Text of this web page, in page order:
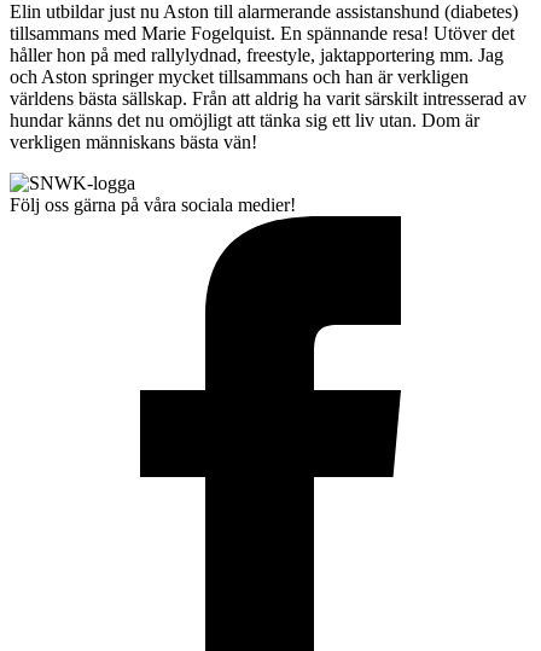
Elin utbildar just nu Aston till alarmerande assistanshund (diabetes)
tillsammans med Marie Fogelquist. En spännande resa! Utöver det
håller hon på med rallylydnad, freestyle, jaktapportering mm. Jag
och Aston springer mycket tillsammans och han är verkligen
världens bästa sällskap. Från att aldrig ha varit särskilt intresserad av
hundar känns det nu omöjligt att tänka sig ett liv utan. Dom är
verkligen människans bästa vän!
Följ oss gärna på våra sociala medier!